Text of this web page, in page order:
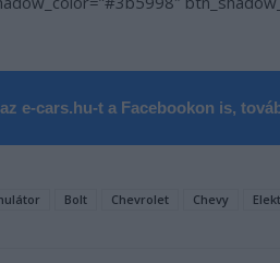
e-cars.hu-t a Facebookon is,
Bolt Chevrolet Chevy